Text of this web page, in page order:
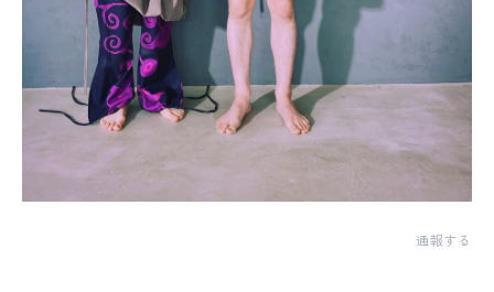
通報する